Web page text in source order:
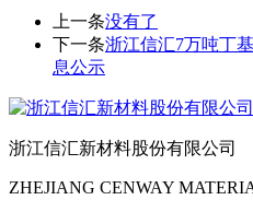
上一条没有了
下一条浙江信汇7万吨丁
息公示
浙江信汇新材料股份有限公司
ZHEJIANG CENWAY